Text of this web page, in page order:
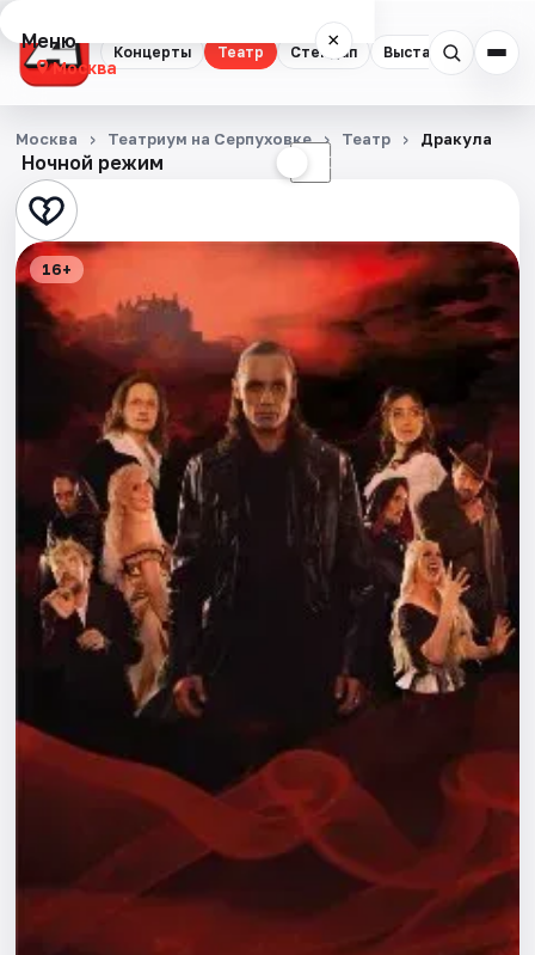
Концерты Театр Стендап Выставки
Меню ×
Москва
Концерты
Театр
Стендап
Выставки
Квесты
Экскурсии
События
Города
Площадки
Рейтинги
Ночной режим ☾
Москва Театриум на Серпуховке Театр Дракула
16+